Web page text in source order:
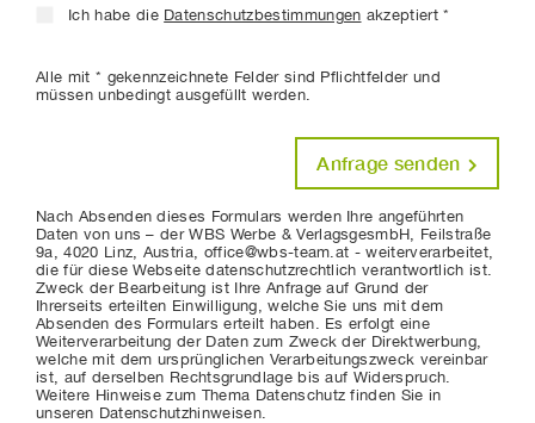
Ich habe die Datenschutzbestimmungen akzeptiert *
Alle mit * gekennzeichnete Felder sind Pflichtfelder und
müssen unbedingt ausgefüllt werden.
Anfrage senden
Nach Absenden dieses Formulars werden Ihre angeführten
Daten von uns – der WBS Werbe & VerlagsgesmbH, Feilstraße
9a, 4020 Linz, Austria, office@wbs-team.at - weiterverarbeitet,
die für diese Webseite datenschutzrechtlich verantwortlich ist.
Zweck der Bearbeitung ist Ihre Anfrage auf Grund der
Ihrerseits erteilten Einwilligung, welche Sie uns mit dem
Absenden des Formulars erteilt haben. Es erfolgt eine
Weiterverarbeitung der Daten zum Zweck der Direktwerbung,
welche mit dem ursprünglichen Verarbeitungszweck vereinbar
ist, auf derselben Rechtsgrundlage bis auf Widerspruch.
Weitere Hinweise zum Thema Datenschutz finden Sie in
unseren Datenschutzhinweisen.